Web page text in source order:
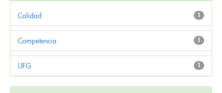
1
Calidad
1
Competencia
1
UFG